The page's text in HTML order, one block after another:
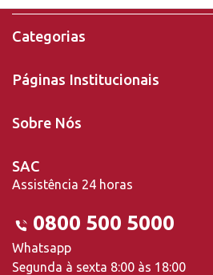
Categorias
Páginas Institucionais
Sobre Nós
SAC
Assistência 24 horas
0800 500 5000
Whatsapp
Segunda à sexta 8:00 às 18:00